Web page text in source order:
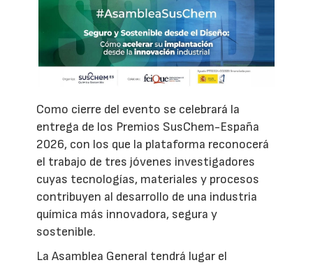
Como cierre del evento se celebrará la
entrega de los Premios SusChem-España
2026, con los que la plataforma reconocerá
el trabajo de tres jóvenes investigadores
cuyas tecnologías, materiales y procesos
contribuyen al desarrollo de una industria
química más innovadora, segura y
sostenible.
La Asamblea General tendrá lugar el